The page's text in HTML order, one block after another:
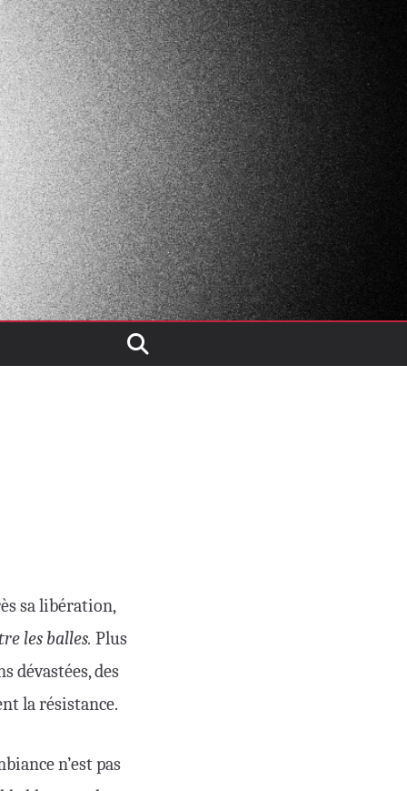
sa libération,
les balles. Plus
dévastées, des
la résistance.
n’est pas